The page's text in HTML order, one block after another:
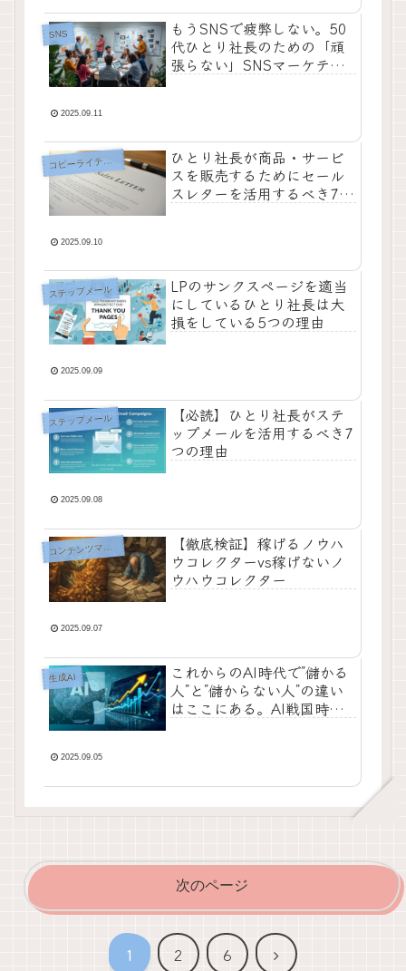
SNS
もうSNSで疲弊しない。50
代ひとり社長のための「頑
張らない」SNSマーケティ
2025.09.11
コ
ピーライティング
ひとり社長が商品・サービ
スを販売するためにセール
スレターを活用するべき7つ
2025.09.10
ステップメール
LPのサンクスページを適当
にしているひとり社長は大
損をしている5つの理由
2025.09.09
ステップメール
【必読】ひとり社長がステ
ップメールを活用するべき7
つの理由
2025.09.08
コ ンテンツマーケティング
【徹底検証】稼げるノウハ
ウコレクターvs稼げないノ
ウハウコレクター
2025.09.07
生成AI
これからのAI時代で”儲かる
人”と”儲からない人”の違い
はここにある。AI戦国時代
2025.09.05
次のページ
1 2 6 次